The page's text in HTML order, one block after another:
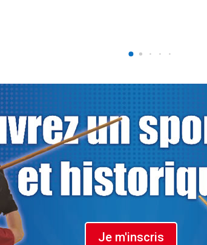
Je m'inscris